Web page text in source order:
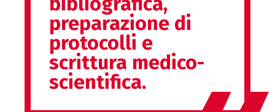
preparazione di
protocolli e
scrittura medico-
scientifica.